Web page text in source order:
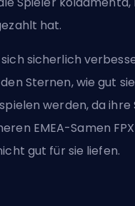
hat.
sicherlich
Sternen, wie gut sie
werden, da ihre
EMEA-Samen
gut für sie liefen.